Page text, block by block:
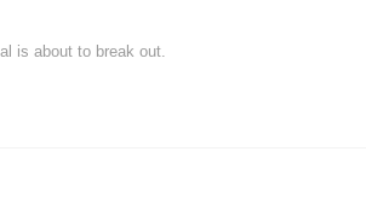
is about to break out.